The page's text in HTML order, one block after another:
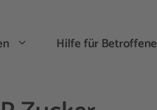
Hilfe für Betroffene